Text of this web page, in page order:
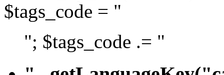
$tags_code = "
"; $tags_code .= "